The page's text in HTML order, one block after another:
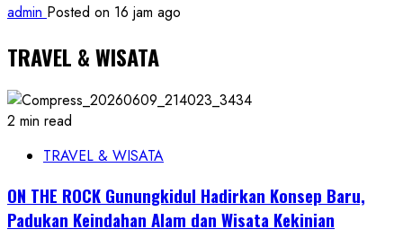
admin Posted on 16 jam ago
TRAVEL & WISATA
2 min read
TRAVEL & WISATA
ON THE ROCK Gunungkidul Hadirkan Konsep Baru,
Padukan Keindahan Alam dan Wisata Kekinian